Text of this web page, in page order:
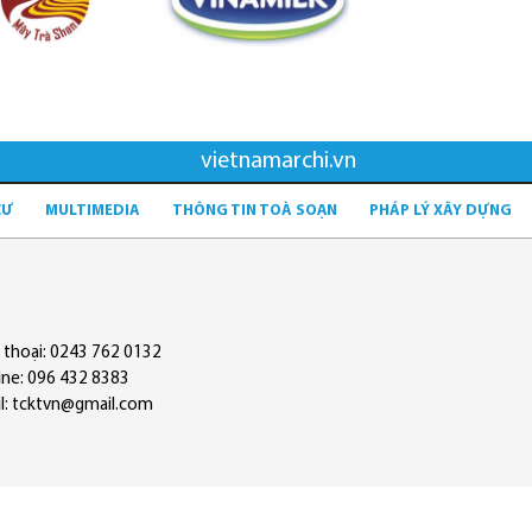
vietnamarchi.vn
MULTIMEDIA THÔNG TIN TOÀ SOẠN PHÁP LÝ XÂY DỰNG
0243 762 0132
096 432 8383
tcktvn@gmail.com